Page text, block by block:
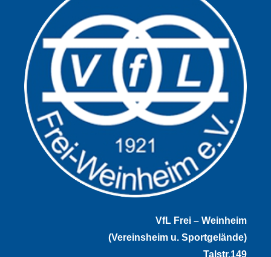
VfL Frei – Weinheim
(Vereinsheim u. Sportgelände)
Talstr.149